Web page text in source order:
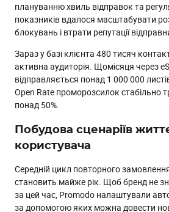
плануванню хвиль відправок та
показників вдалося масштабувати
блокувань і втрати репутації
Зараз у базі клієнта 480 тисяч
активна аудиторія. Щомісяця через
відправляється понад 1 000 000
Open Rate проморозсилок стабільно
понад 50%.
Побудова сценаріїв
користувача
Середній цикл повторного
становить майже рік. Щоб бренд не
за цей час, Promodo налаштували
за допомогою яких можна довести